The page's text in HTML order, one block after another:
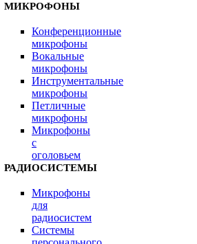
МИКРОФОНЫ
Конференционные
микрофоны
Вокальные
микрофоны
Инструментальные
микрофоны
Петличные
микрофоны
Микрофоны
с
оголовьем
РАДИОСИСТЕМЫ
Микрофоны
для
радиосистем
Системы